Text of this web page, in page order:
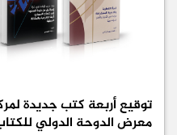
توقيع أربعة كتب جديدة
معرض الدوحة الدولي